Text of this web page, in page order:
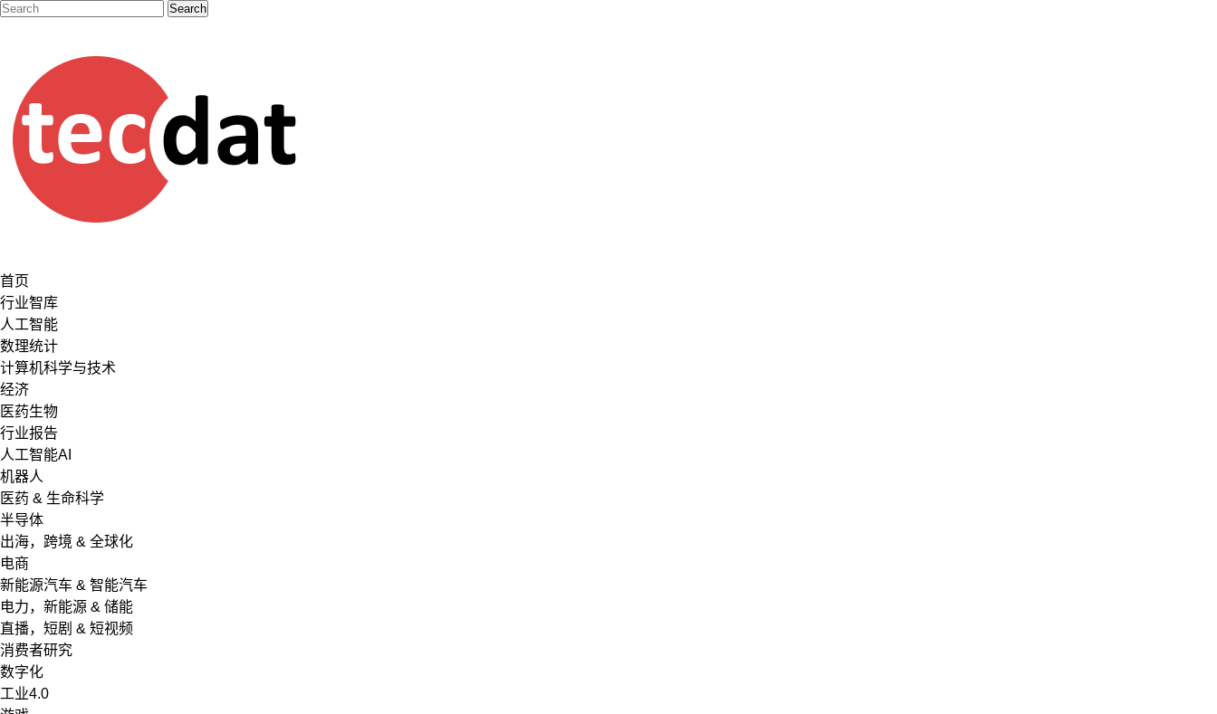
首页
行业智库
人工智能
数理统计
计算机科学与技术
经济
医药生物
行业报告
人工智能AI
机器人
医药 & 生命科学
半导体
出海，跨境 & 全球化
电商
新能源汽车 & 智能汽车
电力，新能源 & 储能
直播，短剧 & 短视频
消费者研究
数字化
工业4.0